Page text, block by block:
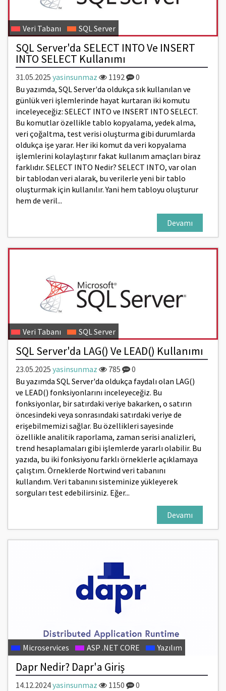
Veri Tabanı SQL Server
SQL Server'da SELECT INTO Ve INSERT
INTO SELECT Kullanımı
31.05.2025 yasinsunmaz 1192
0
Bu yazımda, SQL Server'da oldukça sık kullanılan ve
günlük veri işlemlerinde hayat kurtaran iki komutu
inceleyeceğiz: SELECT INTO ve INSERT INTO SELECT.
Bu komutlar özellikle tablo kopyalama, yedek alma,
veri çoğaltma, test verisi oluşturma gibi durumlarda
oldukça işe yarar. Her iki komut da veri kopyalama
işlemlerini kolaylaştırır fakat kullanım amaçları biraz
farklıdır. SELECT INTO Nedir? SELECT INTO, var olan
bir tablodan veri alarak, bu verilerle yeni bir tablo
oluşturmak için kullanılır. Yani hem tabloyu oluşturur
hem de veril...
Devamı
Veri Tabanı SQL Server
SQL Server'da LAG() Ve LEAD() Kullanımı
23.05.2025 yasinsunmaz 785
0
Bu yazımda SQL Server'da oldukça faydalı olan LAG()
ve LEAD() fonksiyonlarını inceleyeceğiz. Bu
fonksiyonlar, bir satırdaki veriye bakarken, o satırın
öncesindeki veya sonrasındaki satırdaki veriye de
erişebilmemizi sağlar. Bu özellikleri sayesinde
özellikle analitik raporlama, zaman serisi analizleri,
trend hesaplamaları gibi işlemlerde yararlı olabilir. Bu
yazıda, bu iki fonksiyonu farklı örneklerle açıklamaya
çalıştım. Örneklerde Nortwind veri tabanını
kullandım. Veri tabanını sisteminize yükleyerek
sorguları test edebilirsiniz. Eğer...
Devamı
Microservices ASP .NET CORE Yazılım
Dapr Nedir? Dapr'a Giriş
14.12.2024yasinsunmaz 1150
0